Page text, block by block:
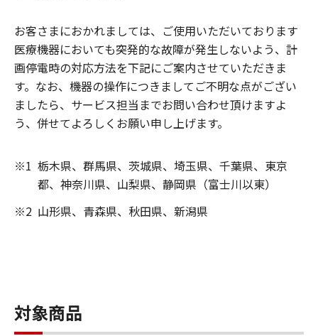
お客さまにおかれましては、ご使用いただいております
医療機器においても突発的な故障が発生しないよう、計
画停電時の対応方法を下記にご案内させていただきま
す。なお、機器の操作につきましてご不明な点がござい
ましたら、サービス担当までお問い合わせ頂けますよ
う、併せてよろしくお願い申し上げます。
※1 栃木県、群馬県、茨城県、埼玉県、千葉県、東京
都、神奈川県、山梨県、静岡県（富士川以東）
※2 山形県、青森県、秋田県、新潟県
対象商品